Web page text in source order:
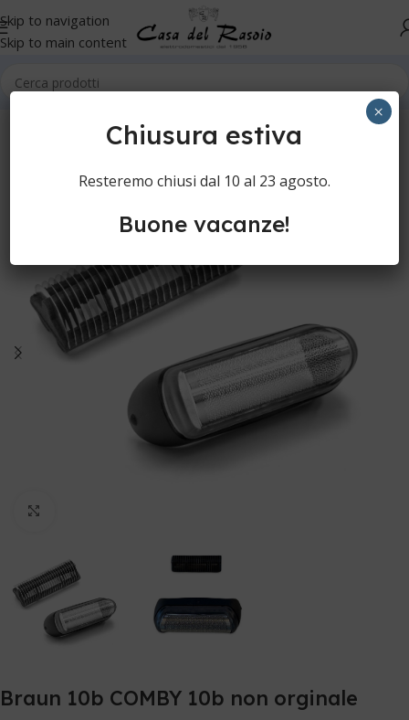
Skip to navigation
Skip to main content
Braun 10b COMBY 10b non orginale
Chiusura estiva
Resteremo chiusi dal 10 al 23 agosto.
Buone vacanze!
×